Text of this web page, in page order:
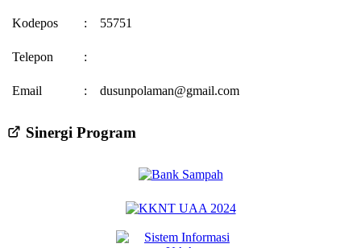
Kodepos : 55751
Telepon :
Email : dusunpolaman@gmail.com
Sinergi Program